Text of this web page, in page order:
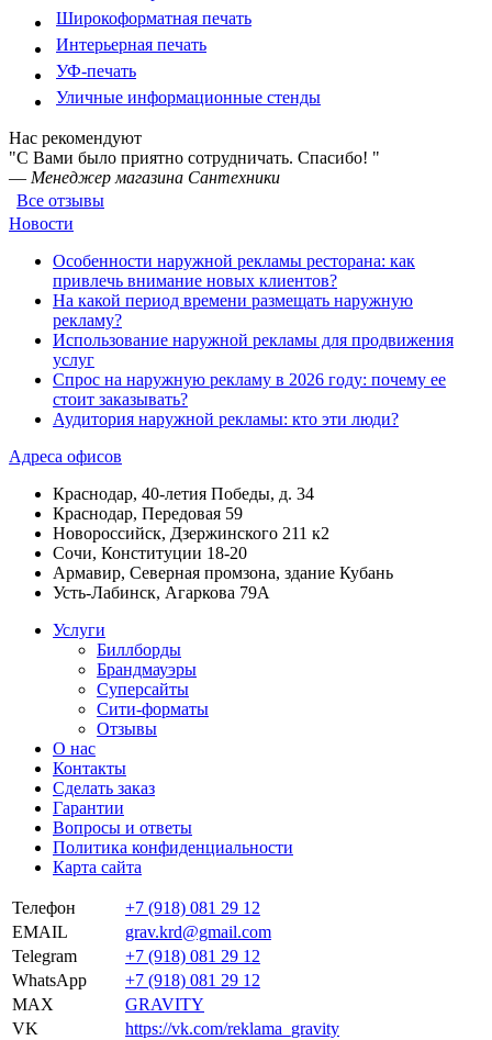
Широкоформатная печать
Интерьерная печать
УФ-печать
Уличные информационные стенды
Нас рекомендуют
"С Вами было приятно сотрудничать. Спасибо! "
— Менеджер магазина Сантехники
Все отзывы
Новости
Особенности наружной рекламы ресторана: как
привлечь внимание новых клиентов?
На какой период времени размещать наружную
рекламу?
Использование наружной рекламы для продвижения
услуг
Спрос на наружную рекламу в 2026 году: почему ее
стоит заказывать?
Аудитория наружной рекламы: кто эти люди?
Адреса офисов
Краснодар, 40-летия Победы, д. 34
Краснодар, Передовая 59
Новороссийск, Дзержинского 211 к2
Сочи, Конституции 18-20
Армавир, Северная промзона, здание Кубань
Усть-Лабинск, Агаркова 79А
Услуги
Биллборды
Брандмауэры
Суперсайты
Сити-форматы
Отзывы
О нас
Контакты
Сделать заказ
Гарантии
Вопросы и ответы
Политика конфиденциальности
Карта сайта
Телефон
+7 (918) 081 29 12
EMAIL
grav.krd@gmail.com
Telegram
+7 (918) 081 29 12
WhatsApp
+7 (918) 081 29 12
MAX
GRAVITY
VK
https://vk.com/reklama_gravity